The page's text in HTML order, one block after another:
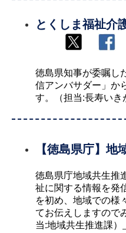
とくしま福祉介
徳島県知事が委嘱
信アンバサダー」か
す。（担当:長寿いき
【徳島県庁】地
徳島県庁地域共生推
祉に関する情報を発
を初め、地域での様
てお伝えしますので
当:地域共生推進課）